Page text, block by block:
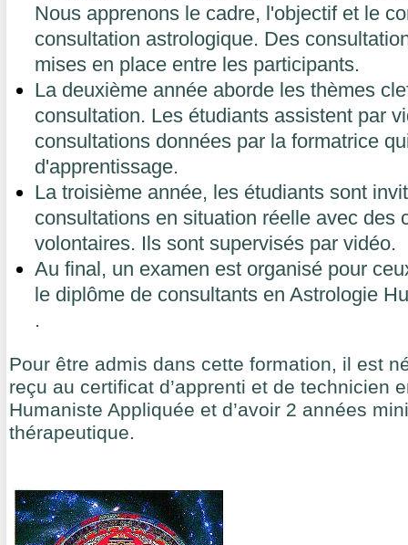
Nous apprenons le cadre, l'objectif et le
consultation astrologique. Des
mises en place entre les participants.
La deuxième année aborde les thèmes
consultation. Les étudiants assistent par
consultations données par la formatrice
d'apprentissage.
La troisième année, les étudiants sont
consultations en situation réelle avec des
volontaires. Ils sont supervisés par vidéo.
Au final, un examen est organisé pour
le diplôme de consultants en Astrologie
.
Pour être admis dans cette formation, il est
reçu au certificat d’apprenti et de technicien
Humaniste Appliquée et d’avoir 2 années
thérapeutique.